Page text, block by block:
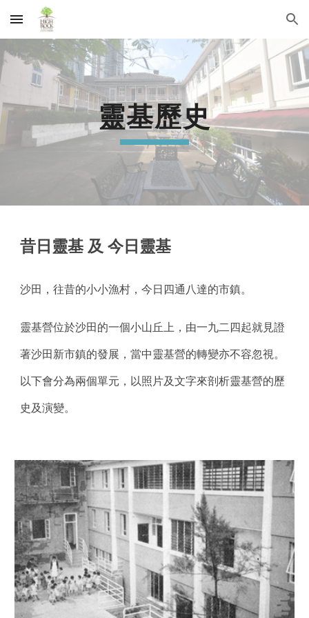
Skip to main content Skip to navigation
靈基歷史
昔日靈基 及 今日靈基
沙田，往昔的小小漁村，今日四通八達的市鎮。
靈基營位於沙田的一個小山丘 上 ，由一九二四起就見證
著沙田新市鎮的發展，當中靈基營的轉變亦不容忽視。
以下會分為兩個單元，以照片及文字來剖析靈基營的歷
史及演變。